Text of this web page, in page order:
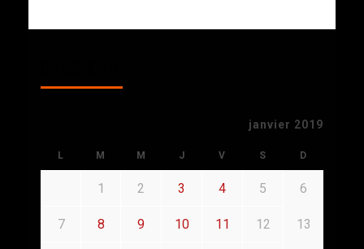
janvier 2019
L M M J V S D
1 2 3 4 5 6
7 8 9 10 11 12 13